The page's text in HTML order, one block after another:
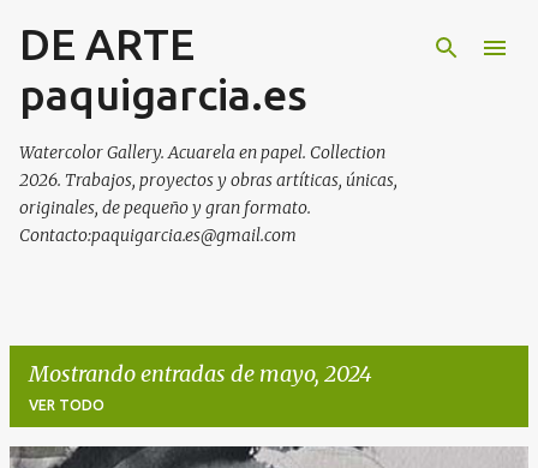
Ir al contenido principal
DE ARTE
paquigarcia.es
Watercolor Gallery. Acuarela en papel. Collection
2026. Trabajos, proyectos y obras artíticas, únicas,
originales, de pequeño y gran formato.
Contacto:paquigarcia.es@gmail.com
Mostrando entradas de mayo, 2024
VER TODO